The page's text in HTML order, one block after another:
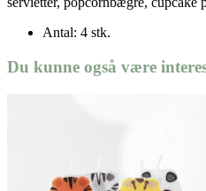
Antal: 4 stk.
Du kunne også være